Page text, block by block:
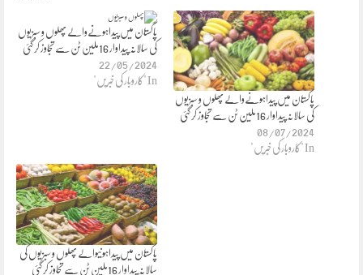
پاکستان میں پیداہونےوالے پھلوں و سبزیوں
کی سالانہ پیداوار 16ملین ٹن سے تجاوز کر گئی
22/05/2024
In "کاروبار کی خبریں"
پاکستان میں پیداہونےوالے پھلوں و سبزیوں
کی سالانہ پیداوار 16ملین ٹن سے تجاوز کر گئی
08/07/2024
In "کاروبار کی خبریں"
پاکستان میں پیداہونیوالے پھلوں و سبزیوں کی
سالانہ پیداوار 16ملین ٹن سے تجاوز کر گئی